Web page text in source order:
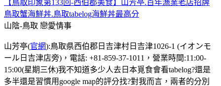
【鳥取印象第133回-西伯郡美食】山芳亭.百年漁業老店招牌
鳥取蟹海鮮丼.鳥取tabelog海鮮丼最高分
山陰-鳥取 戀愛情事
山芳亭(官網):鳥取県西伯郡日吉津村日吉津1026-1 (イオンモ
ール日吉津店旁)，電話: +81-859-37-1011，營業時間:11:00-
15:00(星期三休)我不知道多少人去日本覓食會看tabelog?還是
多半還是習慣用google map的評分找?對我而言，兩者的分別